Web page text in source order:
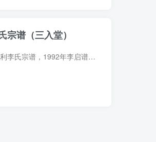
宗谱（三入堂）
宗谱简介 湖北荆州监利李氏宗谱，1992年李启谱、李启兴纂修，11册。始祖晦（字思聪，行庚二），元末明初避乱由江西南昌徙居荆楚泽地汉水南上游水洪口地区。 宗谱部分预览 电子版PDF下载